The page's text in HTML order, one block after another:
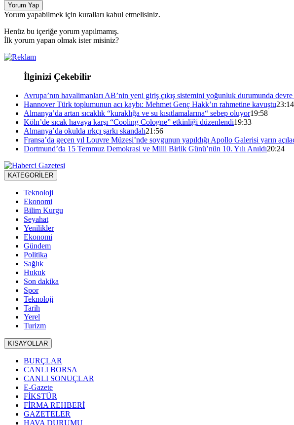
Yorum Yap
Yorum yapabilmek için kuralları kabul etmelisiniz.
Henüz bu içeriğe yorum yapılmamış.
İlk yorum yapan olmak ister misiniz?
İlginizi Çekebilir
Avrupa’nın havalimanları AB’nin yeni giriş çıkış sistemini yoğunluk durumunda devre
Hannover Türk toplumunun acı kaybı: Mehmet Genç Hakk’ın rahmetine kavuştu23:14
Almanya’da artan sıcaklık “kuraklığa ve su kısıtlamalarına“ sebep oluyor19:58
Köln’de sıcak havaya karşı “Cooling Cologne” etkinliği düzenlendi19:33
Almanya’da okulda ırkçı şarkı skandalı21:56
Fransa’da geçen yıl Louvre Müzesi’nde soygunun yapıldığı Apollo Galerisi yarın
Dortmund’da 15 Temmuz Demokrasi ve Milli Birlik Günü’nün 10. Yılı Anıldı20:24
KATEGORİLER
Teknoloji
Ekonomi
Bilim Kurgu
Seyahat
Yenilikler
Ekonomi
Gündem
Politika
Sağlık
Hukuk
Son dakika
Spor
Teknoloji
Tarih
Yerel
Turizm
KISAYOLLAR
BURÇLAR
CANLI BORSA
CANLI SONUÇLAR
E-Gazete
FİKSTÜR
FİRMA REHBERİ
GAZETELER
HAVA DURUMU